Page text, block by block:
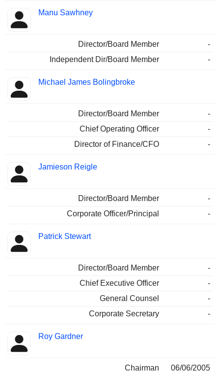
Manu Sawhney
Director/Board Member
-
Independent Dir/Board Member
-
Michael James Bolingbroke
Director/Board Member
-
Chief Operating Officer
-
Director of Finance/CFO
-
Jamieson Reigle
Director/Board Member
-
Corporate Officer/Principal
-
Patrick Stewart
Director/Board Member
-
Chief Executive Officer
-
General Counsel
-
Corporate Secretary
-
Roy Gardner
Chairman 06/06/2005